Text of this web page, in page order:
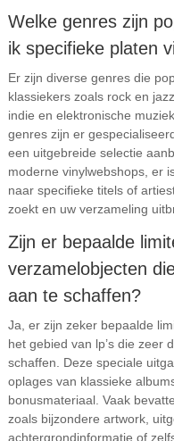
Welke genres zijn
ik specifieke platen
Er zijn diverse genres die
klassiekers zoals rock en
indie en elektronische
genres zijn er
een uitgebreide selectie
moderne vinylwebshops, er
naar specifieke titels of
zoekt en uw verzameling
Zijn er bepaalde
verzamelobjecten
aan te schaffen?
Ja, er zijn zeker bepaalde
het gebied van lp’s die zeer
schaffen. Deze speciale
oplages van klassieke
bonusmateriaal. Vaak
zoals bijzondere artwork,
achtergrondinformatie of